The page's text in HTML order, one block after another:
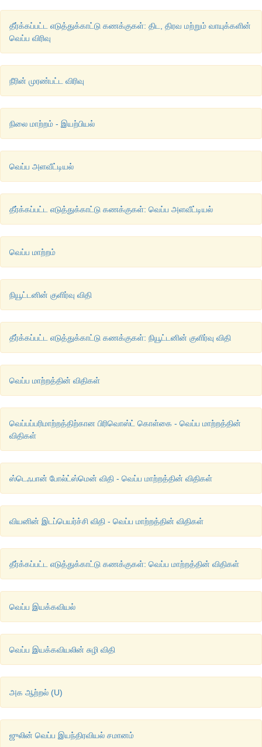
தீர்க்கப்பட்ட எடுத்துக்காட்டு கணக்குகள்: திட, திரவ மற்றும் வாயுக்களின்
வெப்ப விரிவு
நீரின் முரண்பட்ட விரிவு
நிலை மாற்றம் - இயற்பியல்
வெப்ப அளவீட்டியல்
தீர்க்கப்பட்ட எடுத்துக்காட்டு கணக்குகள்: வெப்ப அளவீட்டியல்
வெப்ப மாற்றம்
நியூட்டனின் குளிர்வு விதி
தீர்க்கப்பட்ட எடுத்துக்காட்டு கணக்குகள்: நியூட்டனின் குளிர்வு விதி
வெப்ப மாற்றத்தின் விதிகள்
வெப்பப்பரிமாற்றத்திற்கான பிரிவொஸ்ட் கொள்கை - வெப்ப மாற்றத்தின்
விதிகள்
ஸ்டெஃபான் போல்ட்ஸ்மென் விதி - வெப்ப மாற்றத்தின் விதிகள்
வியனின் இடப்பெயர்ச்சி விதி - வெப்ப மாற்றத்தின் விதிகள்
தீர்க்கப்பட்ட எடுத்துக்காட்டு கணக்குகள்: வெப்ப மாற்றத்தின் விதிகள்
வெப்ப இயக்கவியல்
வெப்ப இயக்கவியலின் சுழி விதி
அக ஆற்றல் (U)
ஜுலின் வெப்ப இயந்திரவியல் சமானம்